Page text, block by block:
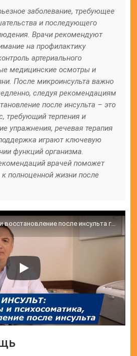
заболевание, требующее
и последующего
Врачи рекомендуют
на профилактику
артериального
медицинские осмотры и
После микроинсульта важно
следуя рекомендациям
после инсульта – это
требующий терпения и
упражнения, речевая терапия
играют ключевую
функций организма.
врачей поможет
к полноценной жизни после
Инсульт : его причины, и восстановление после инсульта головного мозга.